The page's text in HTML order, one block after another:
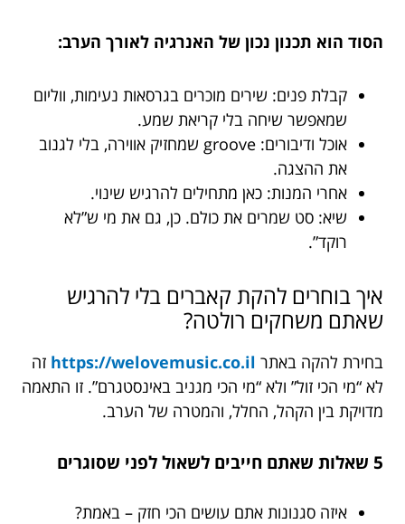
הסוד הוא תכנון נכון של האנרגיה לאורך הערב:
קבלת פנים: שירים מוכרים בגרסאות נעימות, ווליום
שמאפשר שיחה בלי קריאת שמע.
אוכל ודיבורים: groove שמחזיק אווירה, בלי לגנוב
את ההצגה.
אחרי המנות: כאן מתחילים להרגיש שינוי.
שיא: סט שמרים את כולם. כן, גם את מי ש”לא
רוקד”.
איך בוחרים להקת קאברים בלי להרגיש
שאתם משחקים רולטה?
בחירת להקה באתר https://welovemusic.co.il זה
לא “מי הכי זול” ולא “מי הכי מגניב באינסטגרם”. זו התאמה
מדויקת בין הקהל, החלל, והמטרה של הערב.
5 שאלות שאתם חייבים לשאול לפני שסוגרים
איזה סגנונות אתם עושים הכי חזק – באמת?